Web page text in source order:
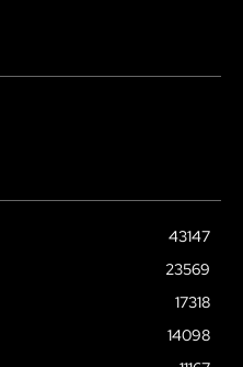
43147
23569
17318
14098